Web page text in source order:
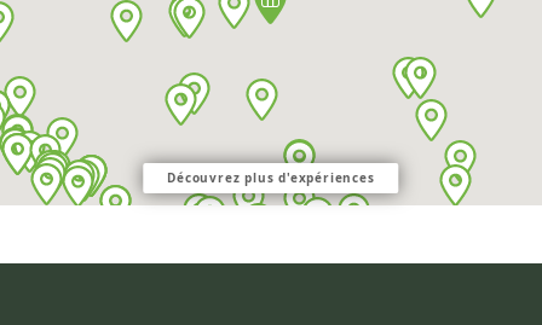
Découvrez plus d'expériences